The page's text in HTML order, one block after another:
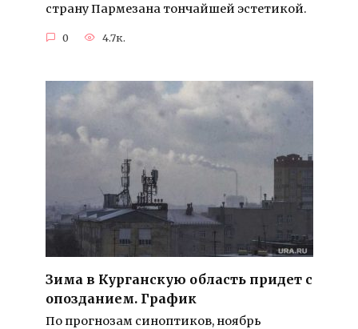
страну Пармезана тончайшей эстетикой.
0 4.7к.
Зима в Курганскую область придет с
опозданием. График
По прогнозам синоптиков, ноябрь